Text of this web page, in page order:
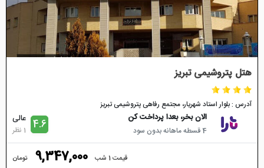
هتل پتروشيمی تبریز
آدرس : بلوار استاد شهريار، مجتمع رفاهی پتروشیمی تبریز
الان بخر، بعدا پرداخت کن
4 قسطه ماهانه بدون سود 4.6 عالی
1 نظر
قیمت 1 شب 9,347,000 تومان